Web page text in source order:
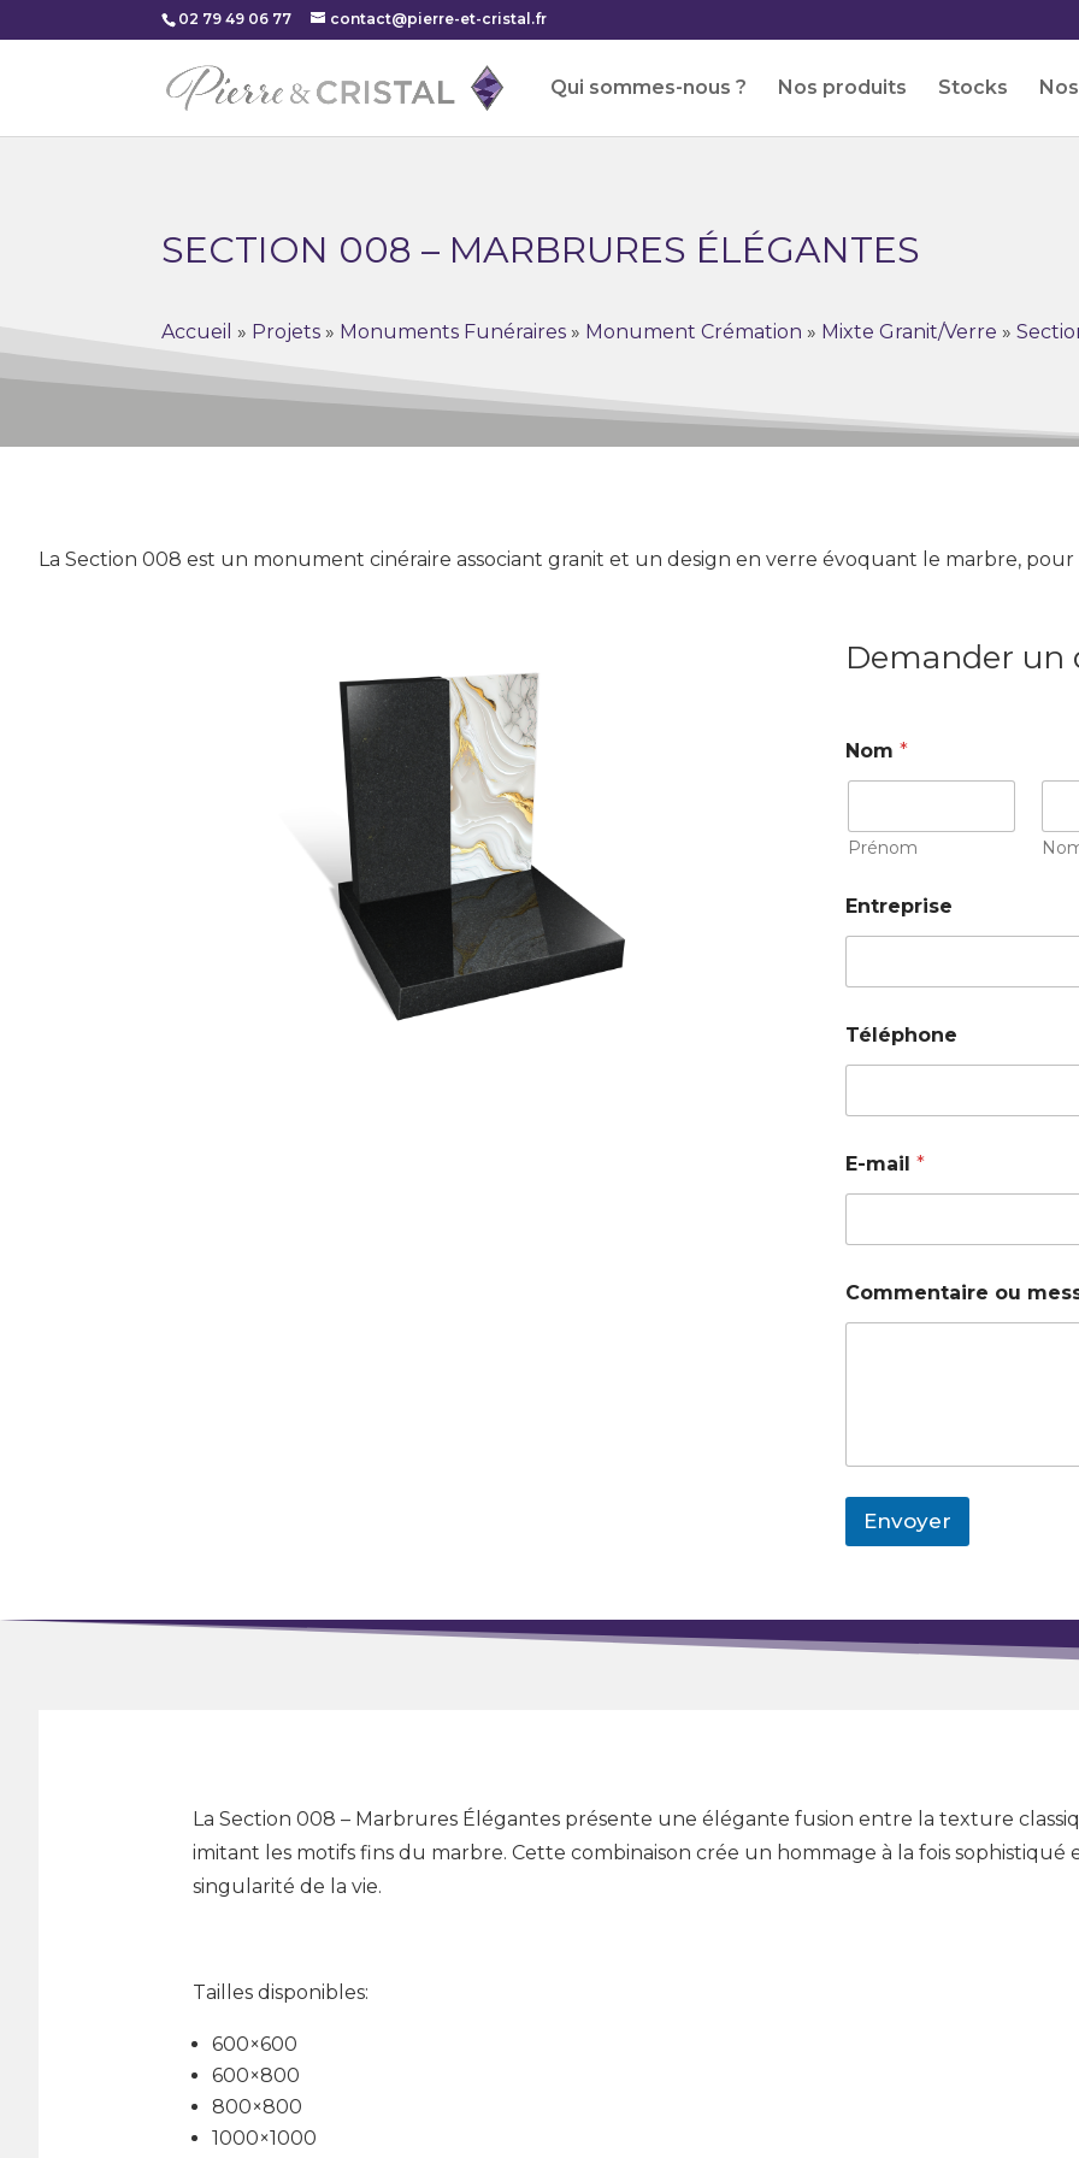
02 79 49 06 77 contact@pierre-et-cristal.fr
Qui sommes-nous ? Nos produits Stocks
SECTION 008 – MARBRURES ÉLÉGANTES
Accueil » Projets » Monuments Funéraires » Monument Crémation » Mixte Granit/Verre »
La Section 008 est un monument cinéraire associant granit et un design en verre évoquant le marbre,
Demander un
Nom *
Prénom
Entreprise
Téléphone
E-mail *
Commentaire ou
Envoyer
La Section 008 – Marbrures Élégantes présente une élégante fusion entre la texture
imitant les motifs fins du marbre. Cette combinaison crée un hommage à la fois
singularité de la vie.
Tailles disponibles:
600×600
600×800
800×800
1000×1000